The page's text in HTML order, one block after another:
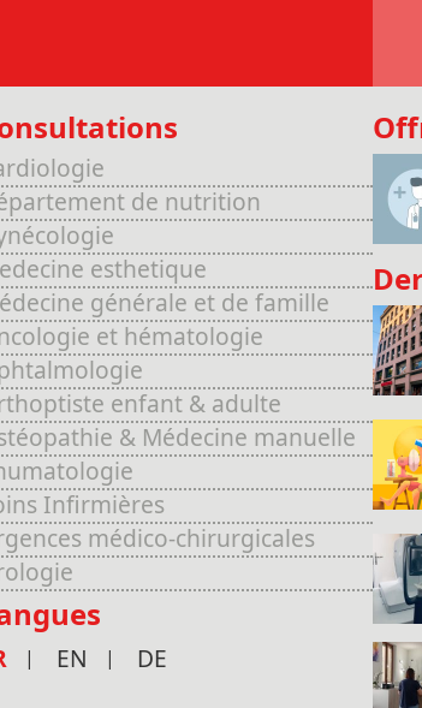
de nutrition
esthetique
générale et de famille
et hématologie
enfant & adulte
& Médecine manuelle
Infirmières
médico-chirurgicales
EN DE